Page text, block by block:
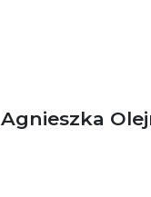
Agnieszka